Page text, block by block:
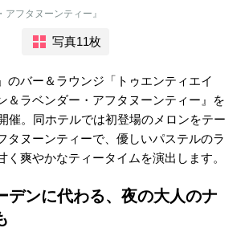
アフタヌーンティー』
写真11枚
のバー＆ラウンジ「トゥエンティエイ
＆ラベンダー・アフタヌーンティー』を
催。同ホテルでは初登場のメロンをテー
タヌーンティーで、優しいパステルのラ
く爽やかなティータイムを演出します。
デンに代わる、夜の大人のナ